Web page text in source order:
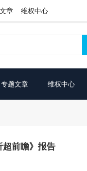
章 维权中心
专题文章 维权中心
超前瞻》报告